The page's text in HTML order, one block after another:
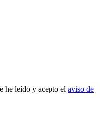
he leído y acepto el aviso de